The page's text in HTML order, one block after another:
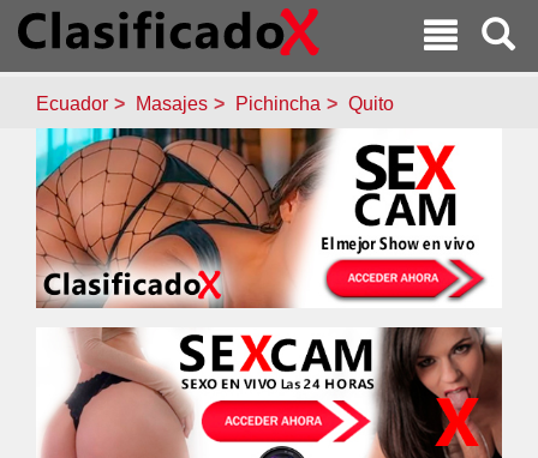
Ecuador Masajes Pichincha Quito